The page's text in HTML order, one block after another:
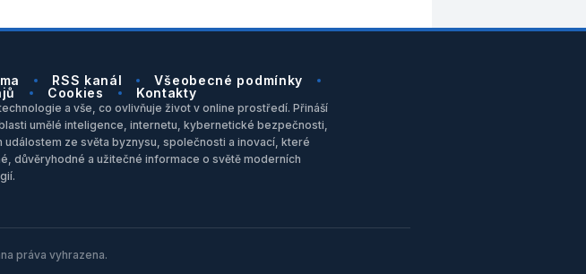
RSS kanál
Všeobecné podmínky
Cookies Kontakty
a vše, co ovlivňuje život v online prostředí. Přináší
umělé inteligence, internetu, kybernetické bezpečnosti,
ze světa byznysu, společnosti a inovací, které
důvěryhodné a užitečné informace o světě moderních
práva vyhrazena.